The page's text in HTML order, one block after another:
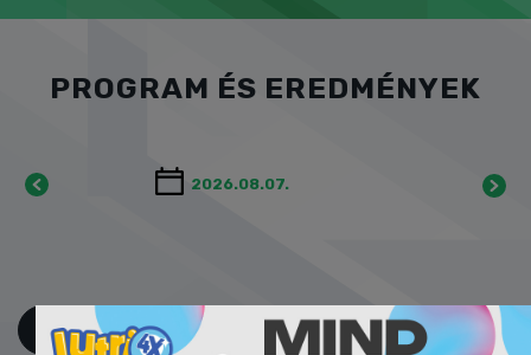
PROGRAM ÉS EREDMÉNYEK
NAPI MŰSOR